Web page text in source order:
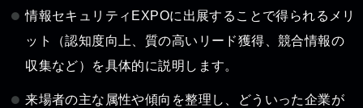
情報セキュリティEXPOに出展することで得られるメリ
ット（認知度向上、質の高いリード獲得、競合情報の
収集など）を具体的に説明します。
来場者の主な属性や傾向を整理し、どういった企業が